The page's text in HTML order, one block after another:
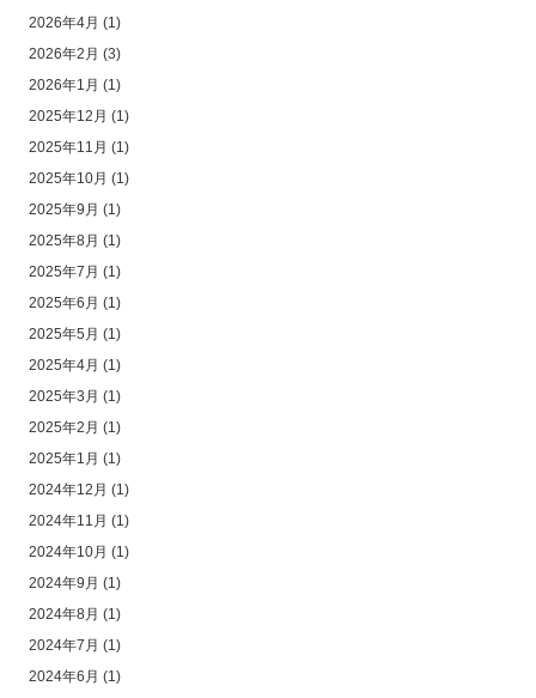
2026年4月 (1)
2026年2月 (3)
2026年1月 (1)
2025年12月 (1)
2025年11月 (1)
2025年10月 (1)
2025年9月 (1)
2025年8月 (1)
2025年7月 (1)
2025年6月 (1)
2025年5月 (1)
2025年4月 (1)
2025年3月 (1)
2025年2月 (1)
2025年1月 (1)
2024年12月 (1)
2024年11月 (1)
2024年10月 (1)
2024年9月 (1)
2024年8月 (1)
2024年7月 (1)
2024年6月 (1)